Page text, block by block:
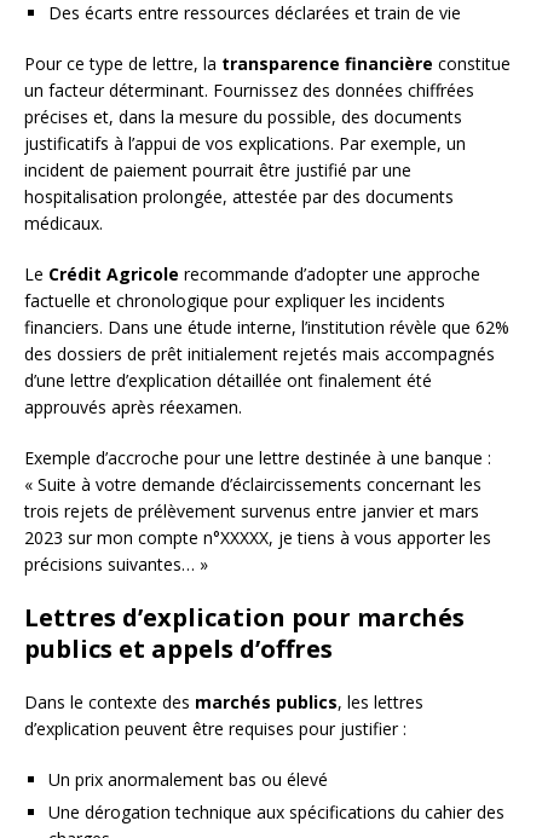
Des écarts entre ressources déclarées et train de vie
Pour ce type de lettre, la transparence financière constitue
un facteur déterminant. Fournissez des données chiffrées
précises et, dans la mesure du possible, des documents
justificatifs à l’appui de vos explications. Par exemple, un
incident de paiement pourrait être justifié par une
hospitalisation prolongée, attestée par des documents
médicaux.
Le Crédit Agricole recommande d’adopter une approche
factuelle et chronologique pour expliquer les incidents
financiers. Dans une étude interne, l’institution révèle que 62%
des dossiers de prêt initialement rejetés mais accompagnés
d’une lettre d’explication détaillée ont finalement été
approuvés après réexamen.
Exemple d’accroche pour une lettre destinée à une banque :
« Suite à votre demande d’éclaircissements concernant les
trois rejets de prélèvement survenus entre janvier et mars
2023 sur mon compte n°XXXXX, je tiens à vous apporter les
précisions suivantes… »
Lettres d’explication pour marchés
publics et appels d’offres
Dans le contexte des marchés publics, les lettres
d’explication peuvent être requises pour justifier :
Un prix anormalement bas ou élevé
Une dérogation technique aux spécifications du cahier des